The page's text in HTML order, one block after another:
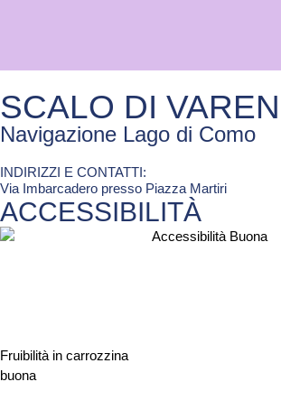
SCALO DI
Navigazione Lago di Como
INDIRIZZI E CONTATTI:​
Via Imbarcadero presso Piazza Martiri
ACCESSIBILITÀ
Fruibilità in carrozzina
buona